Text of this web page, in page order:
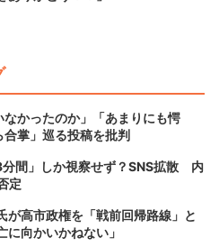
かったのか」「あまりにも愕
掌」巡る投稿を批判
間」しか視察せず？SNS拡散 内
定
が高市政権を「戦前回帰路線」と
向かいかねない」